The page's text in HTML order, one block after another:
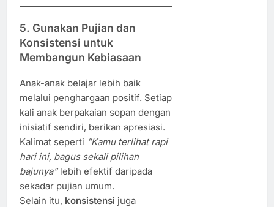
5. Gunakan Pujian dan
Konsistensi untuk
Membangun Kebiasaan
Anak-anak belajar lebih baik
melalui penghargaan positif. Setiap
kali anak berpakaian sopan dengan
inisiatif sendiri, berikan apresiasi.
Kalimat seperti “Kamu terlihat rapi
hari ini, bagus sekali pilihan
bajunya”lebih efektif daripada
sekadar pujian umum.
Selain itu, konsistensi juga